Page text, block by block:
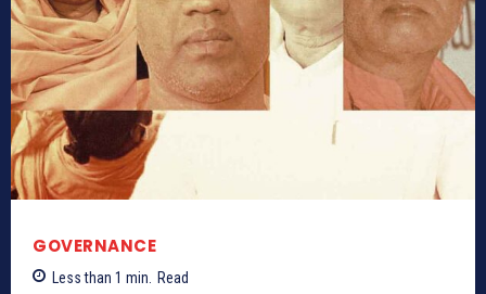
GOVERNANCE
Less than 1 min. Read